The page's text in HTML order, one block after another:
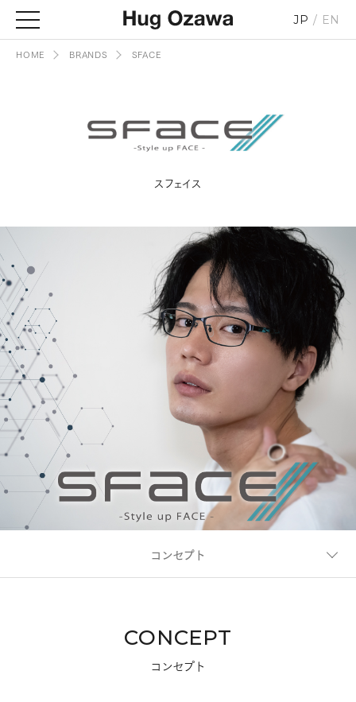
JP EN
HOME BRANDS SFACE
スフェイス
コンセプト
カタログ
CONCEPT
コンセプト